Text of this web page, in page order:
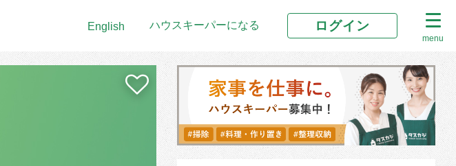
English ハウスキーパーになる ログイン
menu